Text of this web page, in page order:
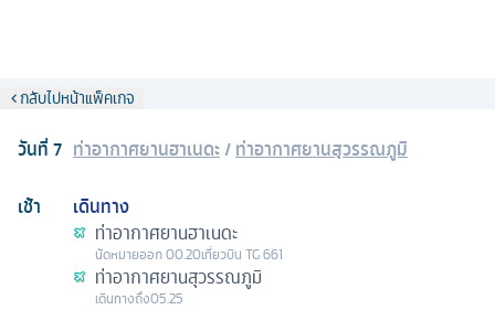
กลับไปหน้าแพ็คเกจ
วันที่7 ท่าอากาศยานฮาเนดะ/ท่าอากาศยานสุวรรณภูมิ
เช้า
เดินทาง
ท่าอากาศยานฮาเนดะ
นัดหมายออก00.20เที่ยวบิน TG 661
ท่าอากาศยานสุวรรณภูมิ
เดินทางถึง05.25